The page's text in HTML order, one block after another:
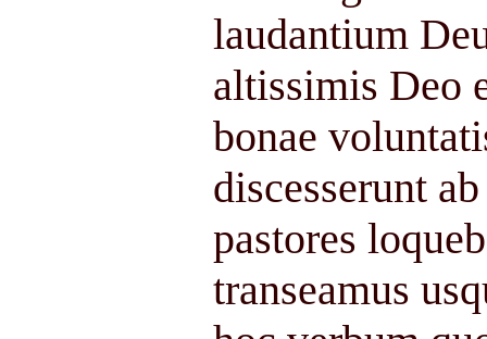
laudantium
altissimis Deo
bonae
discesserunt
pastores
transeamus